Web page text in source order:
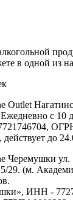
в одной из
Outlet
с 10
ОГРН
до
Черемушки ул.
29. (м.
ИНН -